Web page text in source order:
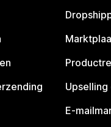
Upselling
E-